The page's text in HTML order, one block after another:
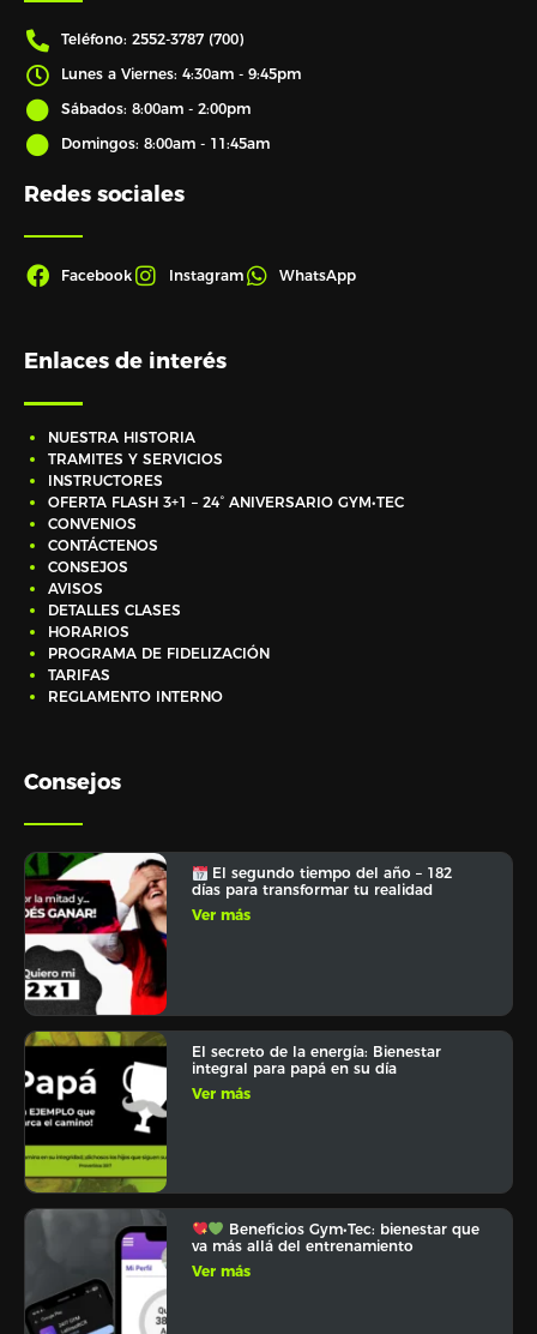
Teléfono: 2552-3787 (700)
Lunes a Viernes: 4:30am - 9:45pm
Sábados: 8:00am - 2:00pm
Domingos: 8:00am - 11:45am
Redes sociales
Facebook Instagram WhatsApp
Enlaces de interés
NUESTRA HISTORIA
TRAMITES Y SERVICIOS
INSTRUCTORES
OFERTA FLASH 3+1 – 24° ANIVERSARIO GYM•TEC
CONVENIOS
CONTÁCTENOS
CONSEJOS
AVISOS
DETALLES CLASES
HORARIOS
PROGRAMA DE FIDELIZACIÓN
TARIFAS
REGLAMENTO INTERNO
Consejos
El segundo tiempo del año – 182
días para transformar tu realidad
Ver más
El secreto de la energía: Bienestar
integral para papá en su día
Ver más
Beneficios Gym•Tec: bienestar que
va más allá del entrenamiento
Ver más